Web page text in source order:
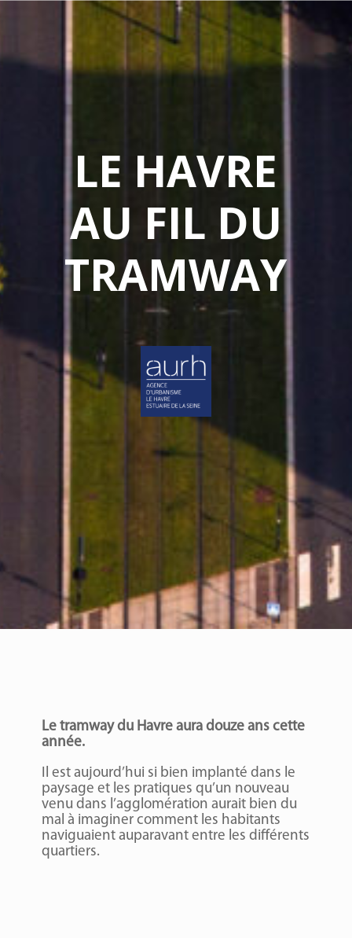
LE HAVRE
AU FIL DU
TRAMWAY
Le tramway du Havre aura douze ans cette
année.
Il est aujourd’hui si bien implanté dans le
paysage et les pratiques qu’un nouveau
venu dans l’agglomération aurait bien du
mal à imaginer comment les habitants
naviguaient auparavant entre les différents
quartiers.